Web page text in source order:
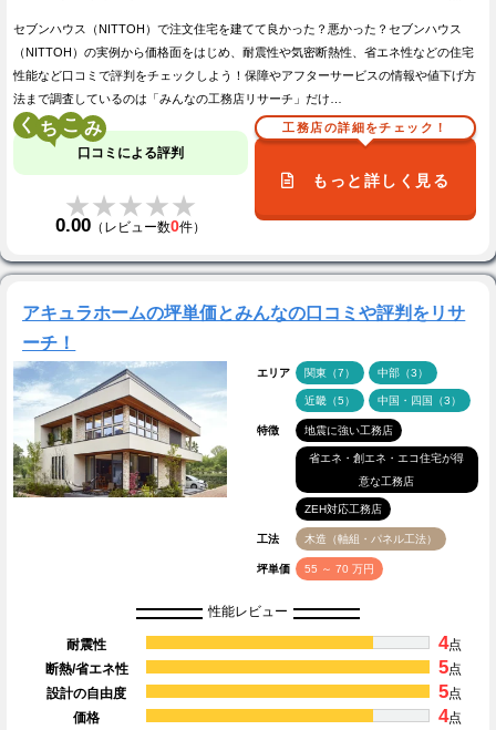
セブンハウス（NITTOH）で注文住宅を建てて良かった？悪かった？セブンハウス
（NITTOH）の実例から価格面をはじめ、耐震性や気密断熱性、省エネ性などの住宅
性能など口コミで評判をチェックしよう！保障やアフターサービスの情報や値下げ方
法まで調査しているのは「みんなの工務店リサーチ」だけ…
く こ
口コミによる評判
★★★★★
★★★★★
0.00 （レビュー数0件）
工務店の詳細をチェック！
もっと詳しく見る
アキュラホームの坪単価とみんなの口コミや評判をリサ
ーチ！
エリア 関東（7） 中部（3）
近畿（5） 中国・四国（3）
特徴 地震に強い工務店
省エネ・創エネ・エコ住宅が得
意な工務店
ZEH対応工務店
工法 木造（軸組・パネル工法）
坪単価 55 ～ 70 万円
性能レビュー
耐震性 4点
断熱/省エネ性
5点
設計の自由度
5点
価格
4点